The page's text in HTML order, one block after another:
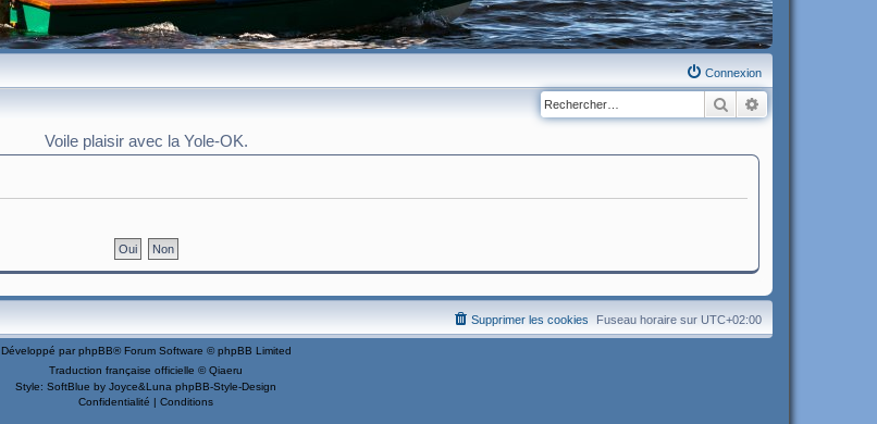
Connexion
Rechercher
Voile plaisir avec la Yole-OK.
Fuseau horaire sur UTC+02:00
Supprimer les cookies
Développé par phpBB® Forum Software © phpBB Limited
Traduction française officielle ©Qiaeru
Style: SoftBlue by Joyce&Luna phpBB-Style-Design
Confidentialité | Conditions